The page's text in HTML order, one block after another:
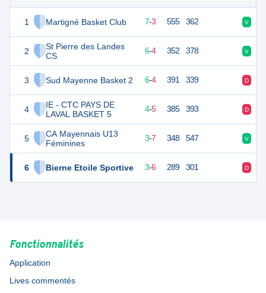
1 Martigné Basket Club
2
St Pierre des Landes
CS
3 Sud Mayenne Basket 2
4
IE - CTC PAYS DE
LAVAL BASKET 5
5
CA Mayennais U13
Féminines
6 Bierne Etoile Sportive
17 10 7-3 555 362 V
16 10 6-4 352 378 V
16 10 6-4 391 339 D
13 4-5 385 393 D
13 3-7 348 547 V
12 9 3-6 289 301 D
Fonctionnalités
Application
Lives commentés